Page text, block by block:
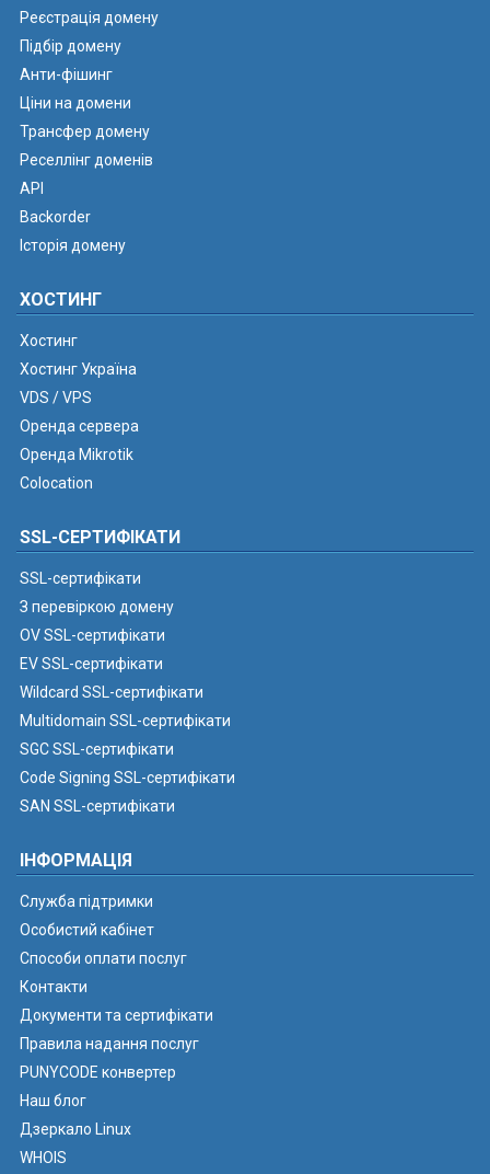
Реєстрація домену
Підбір домену
Анти-фішинг
Ціни на домени
Трансфер домену
Реселлінг доменів
API
Backorder
Історія домену
ХОСТИНГ
Хостинг
Хостинг Україна
VDS / VPS
Оренда сервера
Оренда Mikrotik
Colocation
SSL-СЕРТИФІКАТИ
SSL-сертифікати
З перевіркою домену
OV SSL-сертифікати
EV SSL-сертифікати
Wildcard SSL-сертифікати
Multidomain SSL-сертифікати
SGC SSL-сертифікати
Code Signing SSL-сертифікати
SAN SSL-сертифікати
ІНФОРМАЦІЯ
Служба підтримки
Особистий кабінет
Способи оплати послуг
Контакти
Документи та сертифікати
Правила надання послуг
PUNYCODE конвертер
Наш блог
Дзеркало Linux
WHOIS